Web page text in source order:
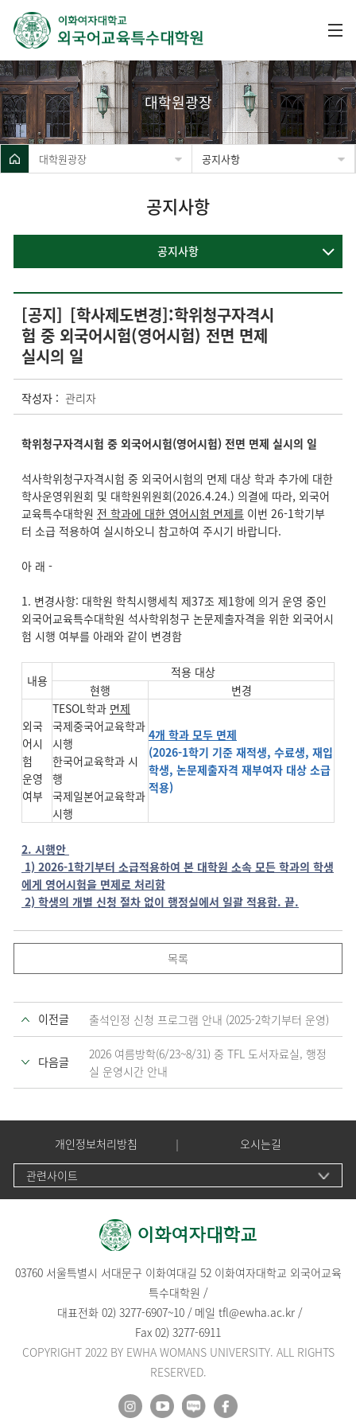
대학원광장
대학원광장 공지사항
공지사항
공지사항
[공지] [학사제도변경]:학위청구자격시
험 중 외국어시험(영어시험) 전면 면제
실시의 일
작성자 : 관리자
학위청구자격시험 중 외국어시험(영어시험) 전면 면제 실시의 일
석사학위청구자격시험 중 외국어시험의 면제 대상 학과 추가에 대한
학사운영위원회 및 대학원위원회(2026.4.24.) 의결에 따라, 외국어
교육특수대학원 전 학과에 대한 영어시험 면제를 이번 26-1학기부
터 소급 적용하여 실시하오니 참고하여 주시기 바랍니다.
아 래 -
1. 변경사항: 대학원 학칙시행세칙 제37조 제1항에 의거 운영 중인
외국어교육특수대학원 석사학위청구 논문제출자격을 위한 외국어시
험 시행 여부를 아래와 같이 변경함
내용
적용 대상
현행
변경
외국
어시
험
운영
여부
TESOL학과 면제
국제중국어교육학과
시행
한국어교육학과 시
행
국제일본어교육학과
시행
4개 학과 모두 면제
(2026-1학기 기준 재적생, 수료생, 재입
학생, 논문제출자격 재부여자 대상 소급
적용)
2. 시행안
1) 2026-1학기부터 소급적용하여 본 대학원 소속 모든 학과의 학생
에게 영어시험을 면제로 처리함
2) 학생의 개별 신청 절차 없이 행정실에서 일괄 적용함. 끝.
목록
이전글 출석인정 신청 프로그램 안내 (2025-2학기부터 운영)
다음글
2026 여름방학(6/23~8/31) 중 TFL 도서자료실, 행정
실 운영시간 안내
개인정보처리방침
오시는길
관련사이트
03760 서울특별시 서대문구 이화여대길 52 이화여자대학교 외국어교육
특수대학원 /
대표전화 02) 3277-6907~10/ 메일 tfl@ewha.ac.kr/
Fax 02) 3277-6911
COPYRIGHT 2022 BY EWHA WOMANS UNIVERSITY. ALL RIGHTS
RESERVED.